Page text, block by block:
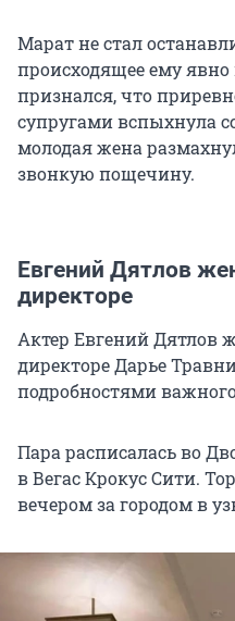
Марат не стал
происходящее ему
признался, что
супругами вспыхнула
молодая жена
звонкую пощечину.
Евгений Дятлов
директоре
Актер Евгений Дятлов
директоре Дарье
подробностями
Пара расписалась во
в Вегас Крокус Сити.
вечером за городом в